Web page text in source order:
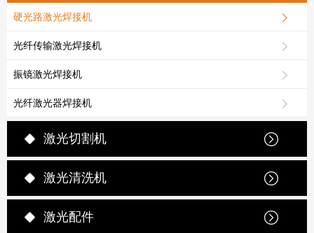
硬光路激光焊接机
光纤传输激光焊接机
振镜激光焊接机
光纤激光器焊接机
激光切割机
激光清洗机
激光配件